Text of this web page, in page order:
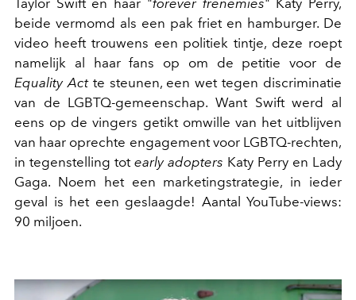
Taylor Swift en haar "forever frenemies" Katy Perry,
beide vermomd als een pak friet en hamburger. De
video heeft trouwens een politiek tintje, deze roept
namelijk al haar fans op om de petitie voor de
Equality Actte steunen, een wet tegen discriminatie
van de LGBTQ-gemeenschap. Want Swift werd al
eens op de vingers getikt omwille van het uitblijven
van haar oprechte engagement voor LGBTQ-rechten,
in tegenstelling tot early adopters Katy Perry en Lady
Gaga. Noem het een marketingstrategie, in ieder
geval is het een geslaagde! Aantal YouTube-views:
90 miljoen.